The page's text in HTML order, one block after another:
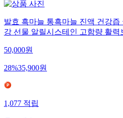
발효 흑마늘 통흑마늘 진액 건강즙
강 선물 알릴시스테인 고함량 활력
50,000원
28%35,900원
1,077적립